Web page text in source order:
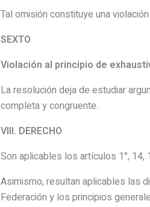
Tal omisión constituye una
SEXTO
Violación al principio de
La resolución deja de estudiar
completa y congruente.
VIII. DERECHO
Son aplicables los artículos 1°,
Asimismo, resultan aplicables las
Federación y los principios